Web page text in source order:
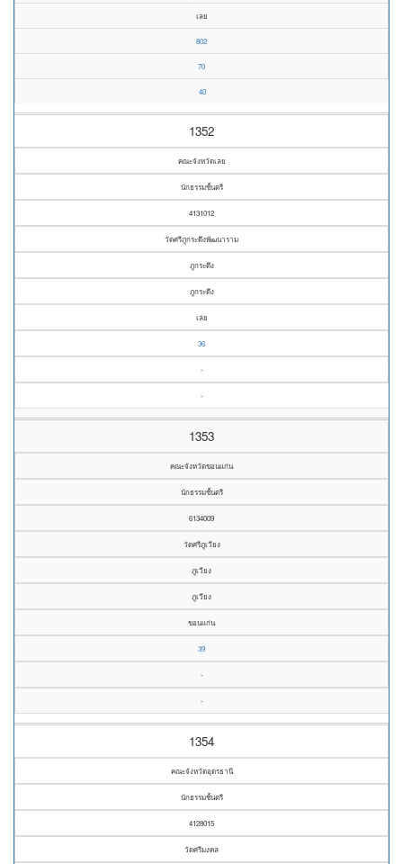
เลย
802
70
40
1352
คณะจังหวัดเลย
นักธรรมชั้นตรี
4131012
วัดศรีภูกระดึงพัฒนาราม
ภูกระดึง
ภูกระดึง
เลย
36
-
-
1353
คณะจังหวัดขอนแก่น
นักธรรมชั้นตรี
6134009
วัดศรีภูเวียง
ภูเวียง
ภูเวียง
ขอนแก่น
39
-
-
1354
คณะจังหวัดอุดรธานี
นักธรรมชั้นตรี
4128015
วัดศรีมงคล